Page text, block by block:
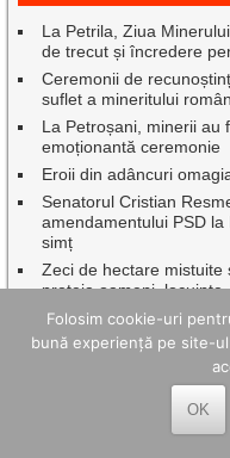
La Petrila, Ziua
de trecut și încredere
Ceremonii de
suflet a mineritului
La Petroșani, minerii au
emoționantă ceremonie
Eroii din adâncuri
Senatorul Cristian
amendamentului PSD
simț
Zeci de hectare mistuite
proteja oameni,
Cum arată un spațiu
inutil
Petrila a finalizat cu
modernizarea și
Aventura Red Bull
O săptămână de
Folosim cookie-uri
bună experiență pe site-
OK